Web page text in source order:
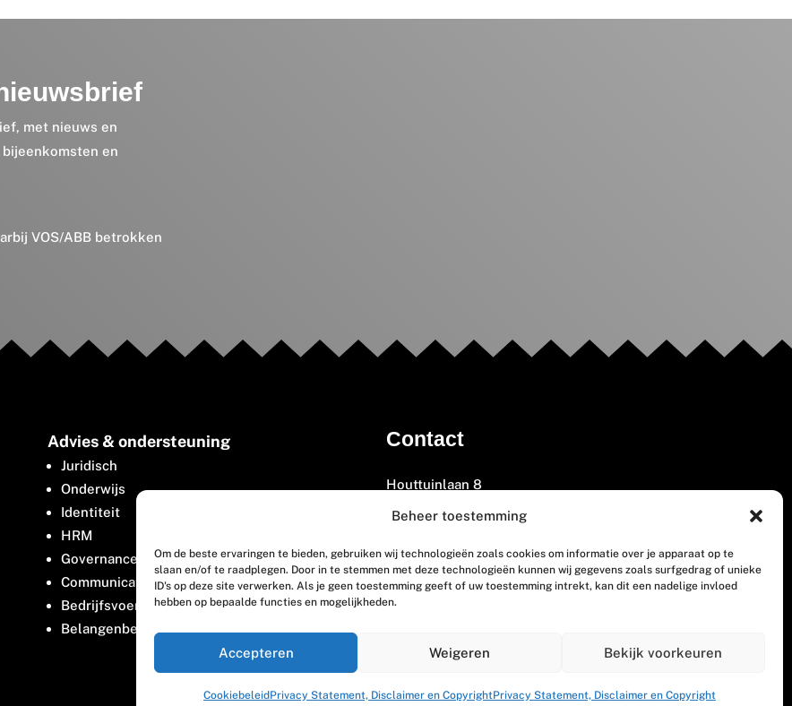
Beheer toestemming
Om de beste ervaringen te bieden, gebruiken wij technologieën zoals cookies om informatie over je apparaat op te
slaan en/of te raadplegen. Door in te stemmen met deze technologieën kunnen wij gegevens zoals surfgedrag of unieke
ID's op deze site verwerken. Als je geen toestemming geeft of uw toestemming intrekt, kan dit een nadelige invloed
hebben op bepaalde functies en mogelijkheden.
Accepteren Weigeren Bekijk voorkeuren
CookiebeleidPrivacy Statement, Disclaimer en CopyrightPrivacy Statement, Disclaimer en Copyright
met nieuws en
en
VOS/ABB betrokken
Advies & ondersteuning
Juridisch
Onderwijs
Identiteit
HRM
Governance
Communicatie
Bedrijfsvoering
Belangenbehartiging
Contact
Houttuinlaan 8
3447 GM Woerden
(0348) 405 200
welkom@vosabb.nl
Privacy, disclaimer en copyright